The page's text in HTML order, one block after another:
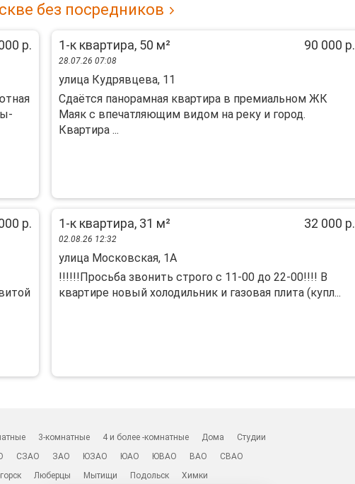
без посредников
р. 1-к квартира, 50 м² 90 000 р.
28.07.26 07:08
улица Кудрявцева, 11
Сдаётся панорамная квартира в премиальном ЖК
Маяк с впечатляющим видом на реку и город.
Квартира ...
р. 1-к квартира, 31 м² 32 000 р.
02.08.26 12:32
улица Московская, 1А
!!!!!!Просьба звонить строго с 11-00 до 22-00!!!! В
квартире новый холодильник и газовая плита (купл...
3-комнатные 4 и более -комнатные Дома
Студии
СЗАО ЗАО ЮЗАО ЮАО ЮВАО ВАО
СВАО
Люберцы Мытищи Подольск Химки